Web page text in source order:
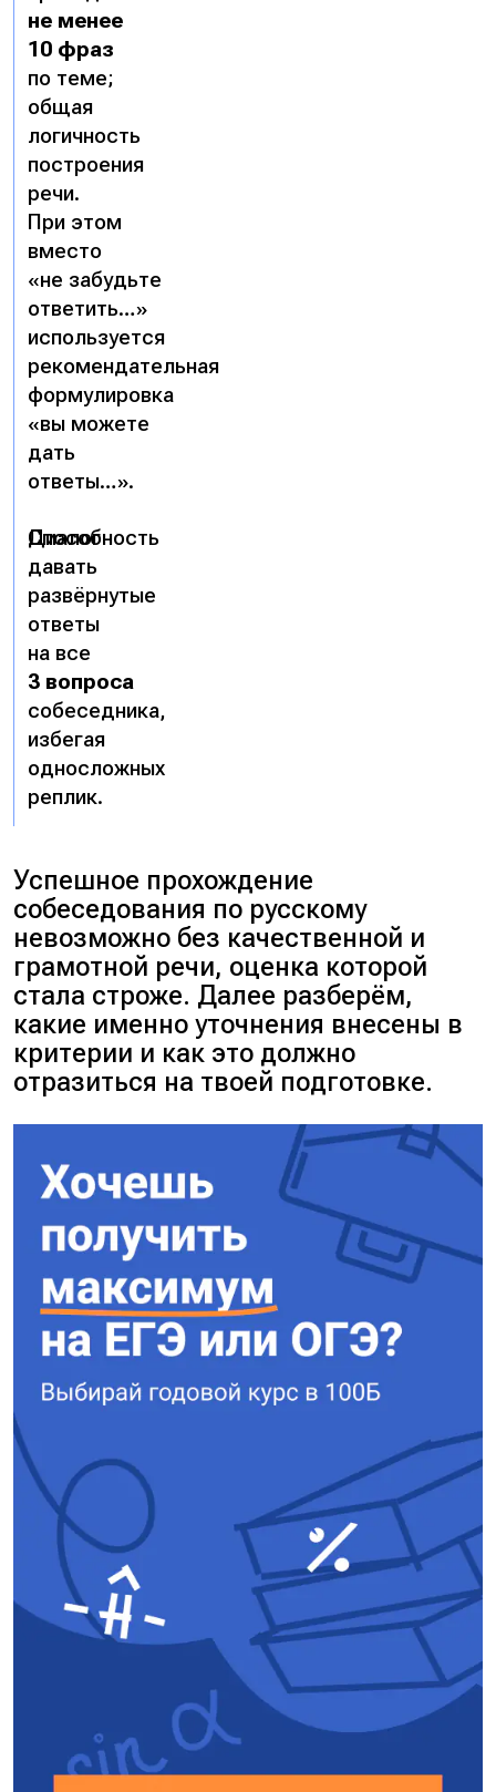
не менее
10 фраз
по теме;
общая
логичность
построения
речи.
При этом
вместо
«не забудьте
ответить…»
используется
рекомендательная
формулировка
«вы можете
дать
ответы…».
Диалог
Способность
давать
развёрнутые
ответы
на все
3 вопроса
собеседника,
избегая
односложных
реплик.
Успешное прохождение
собеседования по русскому
невозможно без качественной и
грамотной речи, оценка которой
стала строже. Далее разберём,
какие именно уточнения внесены в
критерии и как это должно
отразиться на твоей подготовке.